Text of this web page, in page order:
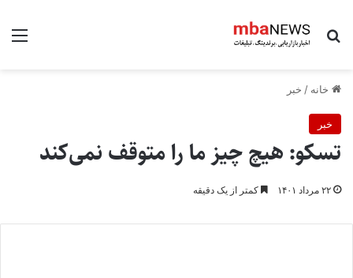
جستجو برای
خانه / خبر
خبر
تسکو: هیچ چیز ما را متوقف نمی‌کند
۲۲ مرداد ۱۴۰۱ کمتر از یک دقیقه